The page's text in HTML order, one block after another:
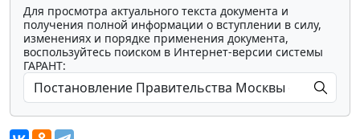
Для просмотра актуального текста документа и
получения полной информации о вступлении в силу,
изменениях и порядке применения документа,
воспользуйтесь поиском в Интернет-версии системы
ГАРАНТ: